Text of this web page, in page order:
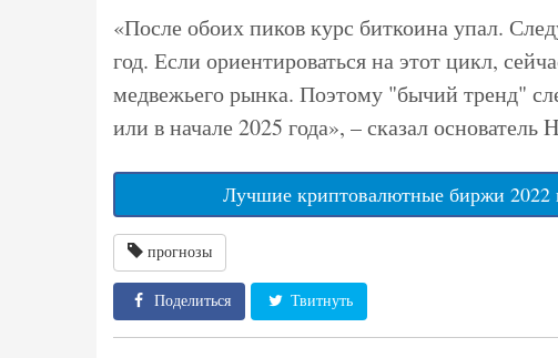
«После обоих пиков курс биткоина упал.
год. Если ориентироваться на этот цикл,
медвежьего рынка. Поэтому "бычий тренд"
или в начале 2025 года», – сказал основатель
Лучшие криптовалютные биржи 2022
прогнозы
Поделиться Твитнуть